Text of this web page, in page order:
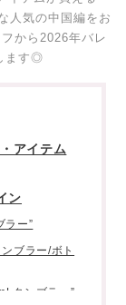
人気の中国編をお
から2026年バレ
ます◎
アイテム
ン
ラー”
ブラー/ボト
タンブラー”